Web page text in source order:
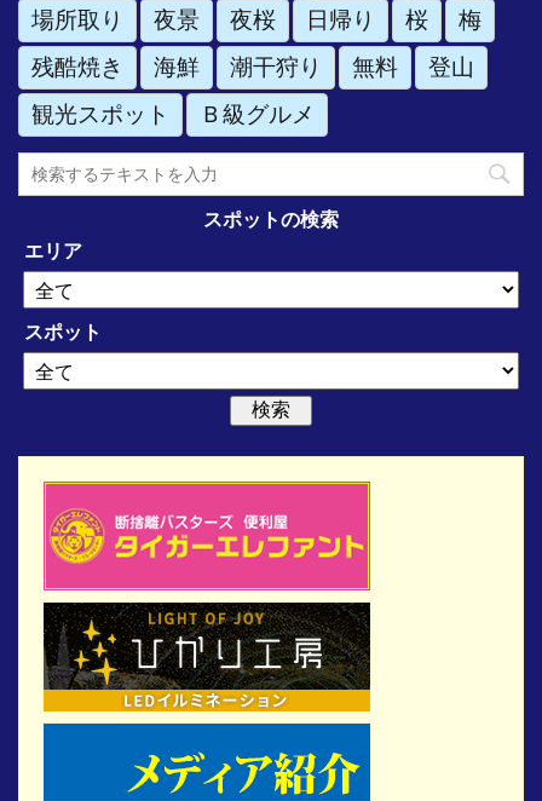
場所取り
夜景 夜桜 日帰り 桜
梅
残酷焼き
海鮮 潮干狩り 無料
登山
観光スポット
Ｂ級グルメ
スポットの検索
エリア
スポット